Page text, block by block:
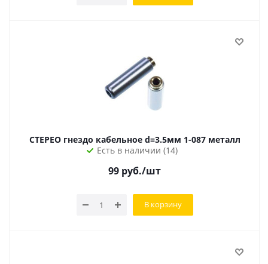
СТЕРЕО гнездо кабельное d=3.5мм 1-087 металл
Есть в наличии (14)
99 руб./шт
В корзину